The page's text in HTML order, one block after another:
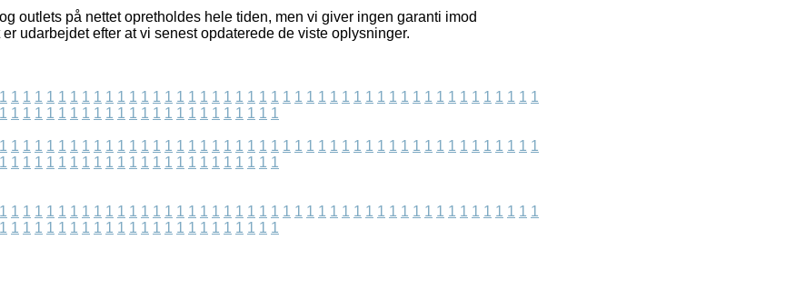
outlets på nettet opretholdes hele tiden, men vi giver ingen garanti imod
udarbejdet efter at vi senest opdaterede de viste oplysninger.
1 1 1 1 1 1 1 1 1 1 1 1 1 1 1 1 1 1 1 1 1 1 1 1 1 1 1 1 1 1 1 1 1 1 1 1 1 1 1 1 1 1 1 1 1 1
1 1 1 1 1 1 1 1 1 1 1 1 1 1 1 1 1 1 1 1 1 1 1 1
1 1 1 1 1 1 1 1 1 1 1 1 1 1 1 1 1 1 1 1 1 1 1 1 1 1 1 1 1 1 1 1 1 1 1 1 1 1 1 1 1 1 1 1 1 1
1 1 1 1 1 1 1 1 1 1 1 1 1 1 1 1 1 1 1 1 1 1 1 1
1 1 1 1 1 1 1 1 1 1 1 1 1 1 1 1 1 1 1 1 1 1 1 1 1 1 1 1 1 1 1 1 1 1 1 1 1 1 1 1 1 1 1 1 1 1
1 1 1 1 1 1 1 1 1 1 1 1 1 1 1 1 1 1 1 1 1 1 1 1